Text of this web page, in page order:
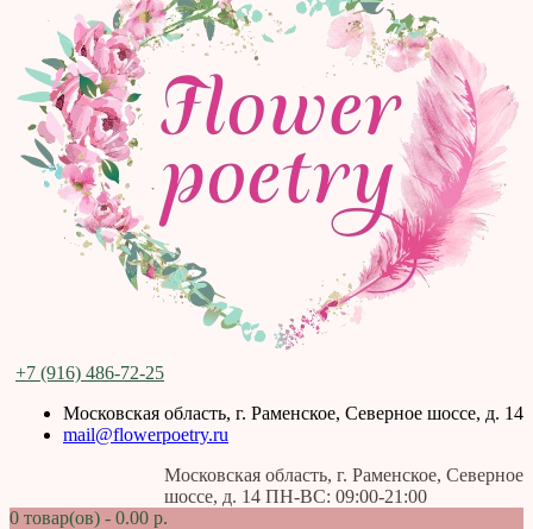
+7 (916) 486-72-25
Московская область, г. Раменское, Северное шоссе, д. 14
mail@flowerpoetry.ru
Московская область, г. Раменское, Северное
шоссе, д. 14 ПН-ВС: 09:00-21:00
0 товар(ов) - 0.00 р.